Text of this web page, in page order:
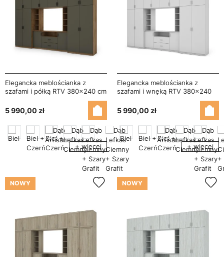
Elegancka meblościanka z
szafami i półką RTV 380×240 cm
Dąb Lefkas / Grafit – DAKO
5 990,00 zł
+ więcej
Elegancka meblościanka z
szafami i wnęką RTV 380×240
5 990,00 zł
+ więcej
NOWY NOWY